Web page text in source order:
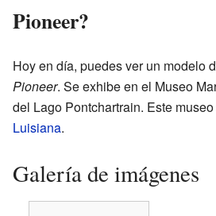
Pioneer?
Hoy en día, puedes ver un modelo
Pioneer. Se exhibe en el Museo
del Lago Pontchartrain. Este
Luisiana.
Galería de imágenes